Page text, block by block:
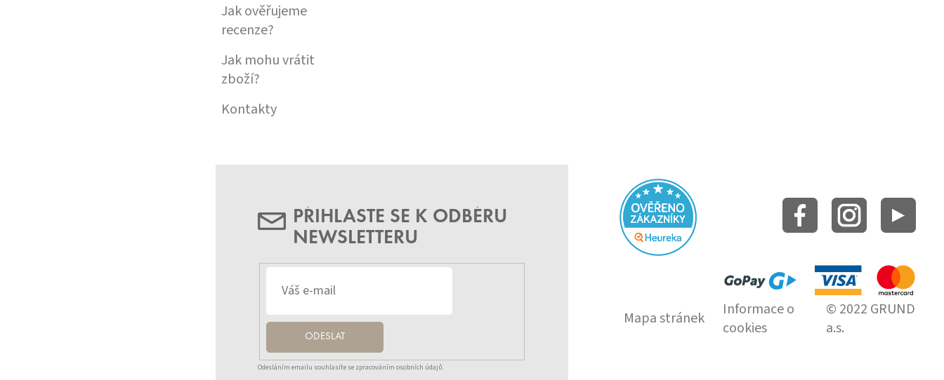
Jak ověřujeme
recenze?
Jak mohu vrátit
zboží?
Kontakty
PŘIHLASTE SE K ODBĚRU
NEWSLETTERU
ODESLAT
Odesláním emailu souhlasíte se zpracováním osobních údajů.
Mapa stránek
Informace o
cookies
© 2022 GRUND
a.s.